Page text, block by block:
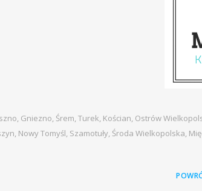
Gniezno, Śrem, Turek, Kościan, Ostrów
Nowy Tomyśl, Szamotuły, Środa Wielkopolska,